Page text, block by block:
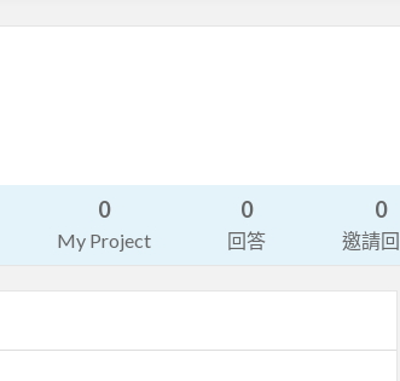
0
My Project
0
回答
0
邀請